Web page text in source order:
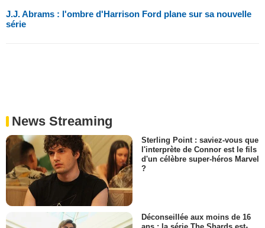
J.J. Abrams : l'ombre d'Harrison Ford plane sur sa nouvelle
série
News Streaming
Sterling Point : saviez-vous que
l'interprète de Connor est le fils
d'un célèbre super-héros Marvel
?
Déconseillée aux moins de 16